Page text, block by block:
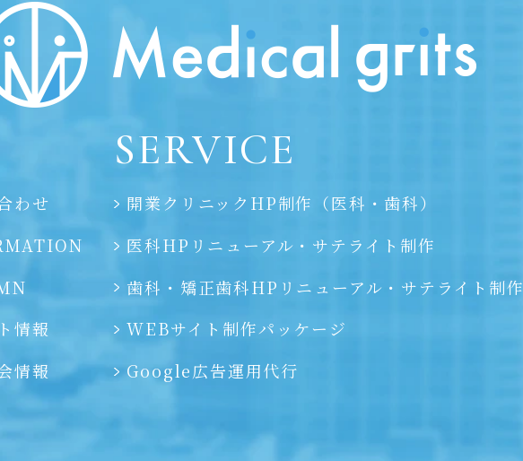
わせ
情報
情報
SERVICE
開業クリニックHP制作（医科・歯科）
医科HPリニューアル・サテライト制作
歯科・矯正歯科HPリニューアル・ サテライト制作
WEBサイト制作パッケージ
Google広告運用代行